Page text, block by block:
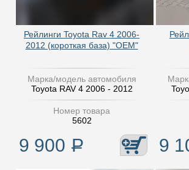
Рейлинги Toyota Rav 4 2006-
2012 (короткая база) "OEM"
Марка/модель автомобиля
Toyota RAV 4 2006 - 2012
Номер товара
5602
9 900 Р 9